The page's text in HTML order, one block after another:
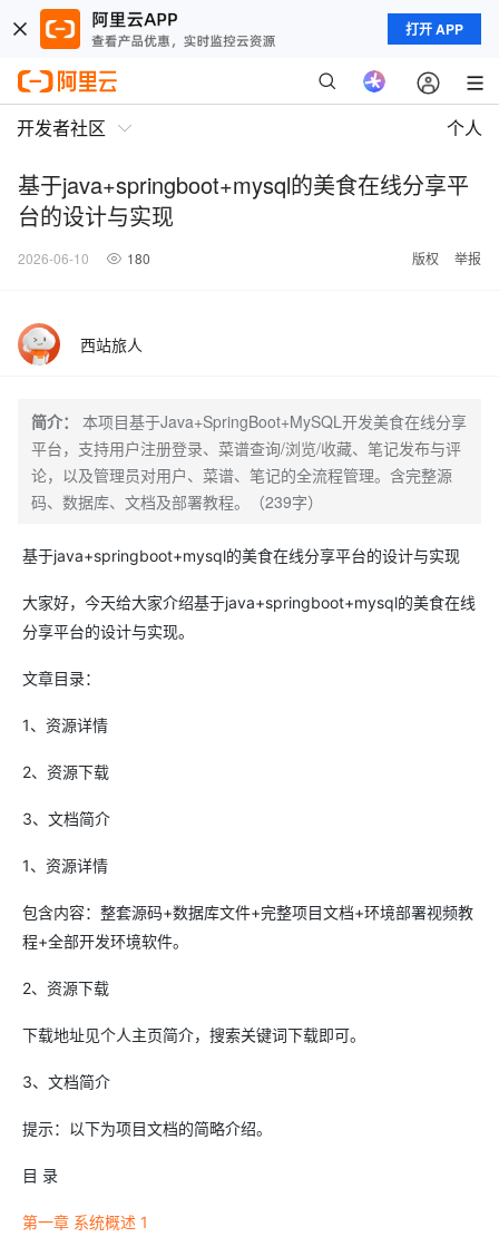
打开 APP
开发者社区 个人
基于java+springboot+mysql的美食在线分享平
台的设计与实现
2026-06-10 180 版权 举报
西站旅人
简介：
本项目基于Java+SpringBoot+MySQL开发美食在线分享
平台，支持用户注册登录、菜谱查询/浏览/收藏、笔记发布与评
论，以及管理员对用户、菜谱、笔记的全流程管理。含完整源
码、数据库、文档及部署教程。（239字）
基于java+springboot+mysql的美食在线分享平台的设计与实现
大家好，今天给大家介绍基于java+springboot+mysql的美食在线
分享平台的设计与实现。
文章目录：
1、资源详情
2、资源下载
3、文档简介
1、资源详情
包含内容：整套源码+数据库文件+完整项目文档+环境部署视频教
程+全部开发环境软件。
2、资源下载
下载地址见个人主页简介，搜索关键词下载即可。
3、文档简介
提示：以下为项目文档的简略介绍。
目 录
第一章 系统概述 1